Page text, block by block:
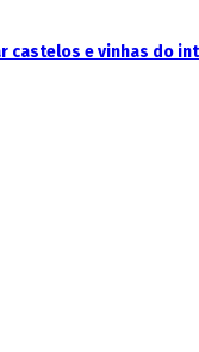
castelos e vinhas do